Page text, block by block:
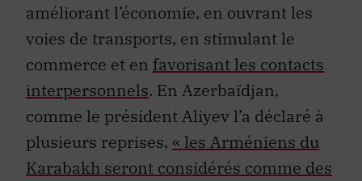
améliorant l’économie, en ouvrant les
voies de transports, en stimulant le
commerce et en favorisant les contacts
interpersonnels. En Azerbaïdjan,
comme le président Aliyev l’a déclaré à
plusieurs reprises, « les Arméniens du
Karabakh seront considérés comme des